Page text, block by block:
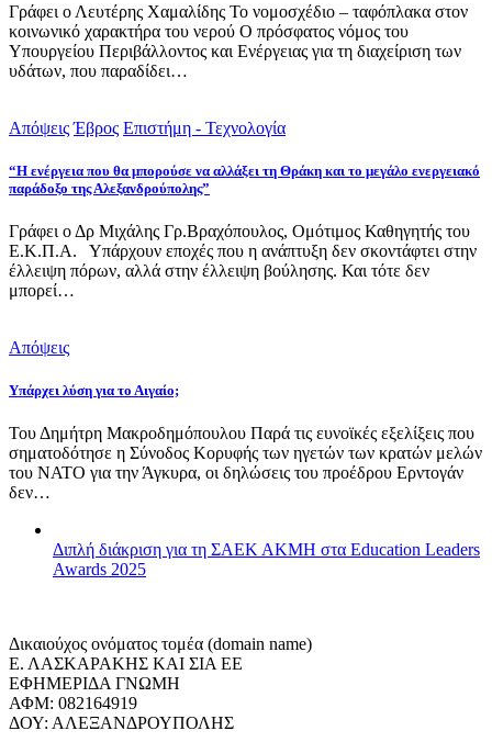
Γράφει ο Λευτέρης Χαμαλίδης Το νομοσχέδιο – ταφόπλακα στον
κοινωνικό χαρακτήρα του νερού Ο πρόσφατος νόμος του
Υπουργείου Περιβάλλοντος και Ενέργειας για τη διαχείριση των
υδάτων, που παραδίδει…
Απόψεις Έβρος Επιστήμη - Τεχνολογία
“Η ενέργεια που θα μπορούσε να αλλάξει τη Θράκη και το μεγάλο ενεργειακό
παράδοξο της Αλεξανδρούπολης”
Γράφει ο Δρ Μιχάλης Γρ.Βραχόπουλος, Ομότιμος Καθηγητής του
Ε.Κ.Π.Α. Υπάρχουν εποχές που η ανάπτυξη δεν σκοντάφτει στην
έλλειψη πόρων, αλλά στην έλλειψη βούλησης. Και τότε δεν
μπορεί…
Απόψεις
Υπάρχει λύση για το Αιγαίο;
Του Δημήτρη Μακροδημόπουλου Παρά τις ευνοϊκές εξελίξεις που
σηματοδότησε η Σύνοδος Κορυφής των ηγετών των κρατών μελών
του ΝΑΤΟ για την Άγκυρα, οι δηλώσεις του προέδρου Ερντογάν
δεν…
Διπλή διάκριση για τη ΣΑΕΚ ΑΚΜΗ στα Education Leaders
Awards 2025
Δικαιούχος ονόματος τομέα (domain name)
Ε. ΛΑΣΚΑΡΑΚΗΣ ΚΑΙ ΣΙΑ ΕΕ
ΕΦΗΜΕΡΙΔΑ ΓΝΩΜΗ
ΑΦΜ: 082164919
ΔΟΥ: ΑΛΕΞΑΝΔΡΟΥΠΟΛΗΣ